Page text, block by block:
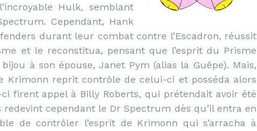
Hulk, semblant
Cependant, Hank
durant leur combat contre l’Escadron, réussit
et le reconstitua, pensant que l’esprit du Prisme
à son épouse, Janet Pym (alias la Guêpe). Mais,
Krimonn reprit contrôle de celui-ci et posséda alors
firent appel à Billy Roberts, qui prétendait avoir été
cependant le Dr Spectrum dès qu’il entra en
de contrôler l’esprit de Krimonn qui s’arracha à